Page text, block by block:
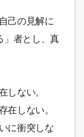
己の見解に
」者とし、真
しない。
在しない。
に衝突しな